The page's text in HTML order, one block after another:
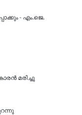
- എം.ജെ.
മരിച്ചു